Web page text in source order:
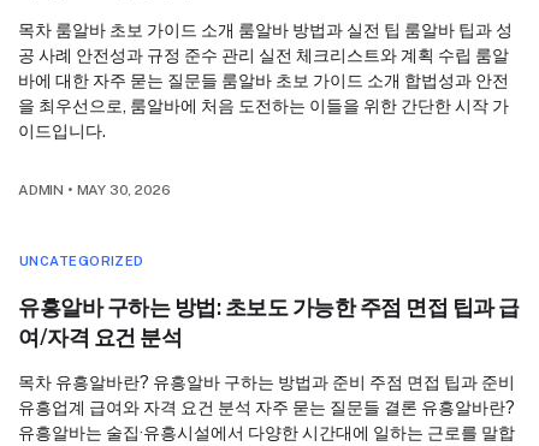
목차 룸알바 초보 가이드 소개 룸알바 방법과 실전 팁 룸알바 팁과 성
공 사례 안전성과 규정 준수 관리 실전 체크리스트와 계획 수립 룸알
바에 대한 자주 묻는 질문들 룸알바 초보 가이드 소개 합법성과 안전
을 최우선으로, 룸알바에 처음 도전하는 이들을 위한 간단한 시작 가
이드입니다.
ADMIN • MAY 30, 2026
UNCATEGORIZED
유흥알바 구하는 방법: 초보도 가능한 주점 면접 팁과 급
여/자격 요건 분석
목차 유흥알바란? 유흥알바 구하는 방법과 준비 주점 면접 팁과 준비
유흥업계 급여와 자격 요건 분석 자주 묻는 질문들 결론 유흥알바란?
유흥알바는 술집·유흥시설에서 다양한 시간대에 일하는 근로를 말합